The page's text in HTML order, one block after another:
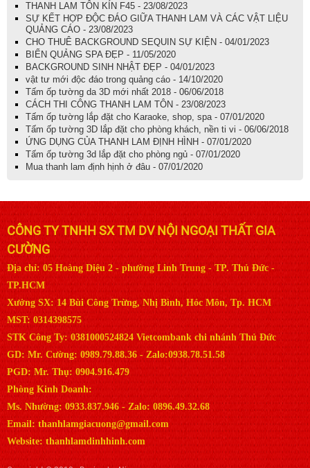
THANH LAM TÔN KÍN F45 - 23/08/2023
SỰ KẾT HỢP ĐỘC ĐÁO GIỮA THANH LAM VÀ CÁC VẬT LIỆU
QUẢNG CÁO - 23/08/2023
CHO THUÊ BACKGROUND SEQUIN SỰ KIỆN - 04/01/2023
BIỂN QUẢNG SPA ĐẸP - 11/05/2020
BACKGROUND SINH NHẬT ĐẸP - 04/01/2023
vật tư mới độc đáo trong quảng cáo - 14/10/2020
Tấm ốp tường da 3D mới nhất 2018 - 06/06/2018
CÁCH THI CÔNG THANH LAM TÔN - 23/08/2023
Tấm ốp tường lắp đặt cho Karaoke, shop, spa - 07/01/2020
Tấm ốp tường 3D lắp đặt cho phòng khách, nền ti vi - 06/06/2018
ỨNG DỤNG CỦA THANH LAM ĐỊNH HÌNH - 07/01/2020
Tấm ốp tường 3d lắp đặt cho phòng ngủ - 07/01/2020
Mua thanh lam định hịnh ở đâu - 07/01/2020
CÔNG TY TNHH SX TM DV NỘI NGOẠI THẤT GIA
CƯỜNG
Địa chỉ: 05 Hoàng Diệu 2 - phường Linh Trung - TP. Thủ Đức -
TP.HCM
Xưởng SX: 14 Bùi Công Trừng, Nhị Bình, Hóc Môn, Tp. HCM
MST: 0314398575
STK Công Ty: 0381000524824 Vietcombank chi nhánh Thủ Đức
GD: Mr. Cường: 0989.79.88.36 - Zalo:0938.78.51.58
PGD: Mr. Thụ: 0904.916.479
Phòng Kinh Doanh:
Ms. Nhường: 0933.837.946 - Zalo: 0896.49.32.68
Email: thanhlamgiacuong@gmail.com
Website: thanhlamdinhhinh.com